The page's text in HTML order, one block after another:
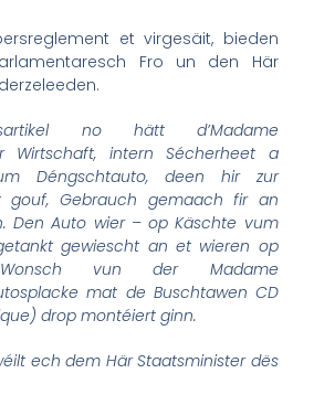
et virgesäit, bieden
Fro un den Här
no hätt d’Madame
Wirtschaft, intern Sécherheet a
Déngschtauto, deen hir zur
gouf, Gebrauch gemaach fir an
Den Auto wier – op Käschte vum
gewiescht an et wieren op
Wonsch vun der Madame
mat de Buschtawen CD
drop montéiert ginn.
ech dem Här Staatsminister dës